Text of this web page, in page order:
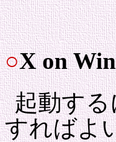
○X on
起動す
すればよ